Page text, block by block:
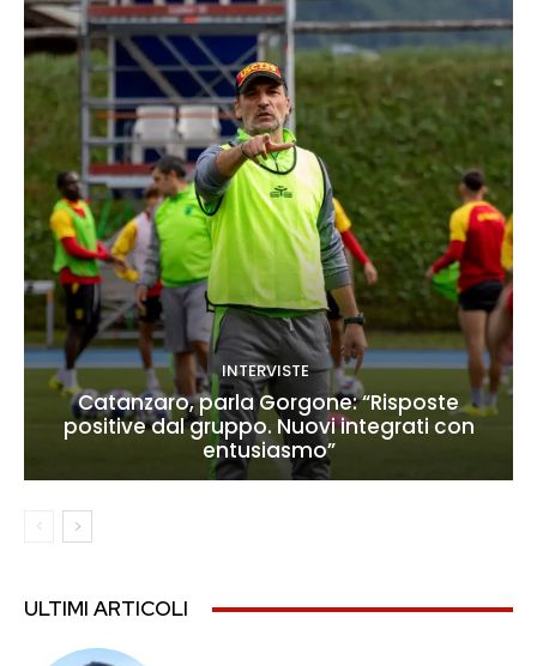
INTERVISTE
Catanzaro, parla Gorgone: “Risposte
positive dal gruppo. Nuovi integrati con
entusiasmo”
ULTIMI ARTICOLI